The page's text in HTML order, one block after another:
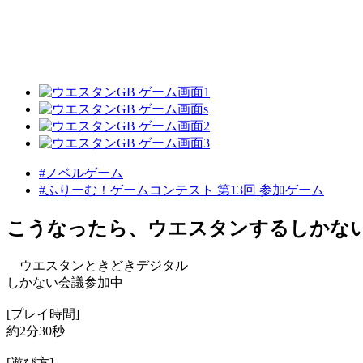
#ノベルゲーム
#ふりーむ！ゲームコンテスト 第13回 参加ゲーム
こうなったら、ウエスタンするしかな
ウエスタンときどきデジタル
しかない会議参加中
[プレイ時間]
約2分30秒